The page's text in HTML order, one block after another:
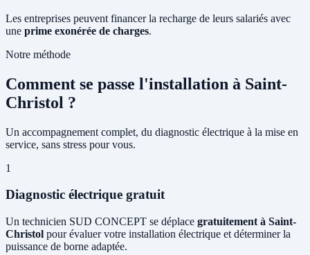
Les entreprises peuvent financer la recharge de leurs salariés avec
une prime exonérée de charges.
Notre méthode
Comment se passe l'installation à Saint-
Christol ?
Un accompagnement complet, du diagnostic électrique à la mise en
service, sans stress pour vous.
1
Diagnostic électrique gratuit
Un technicien SUD CONCEPT se déplace gratuitement à Saint-
Christol pour évaluer votre installation électrique et déterminer la
puissance de borne adaptée.